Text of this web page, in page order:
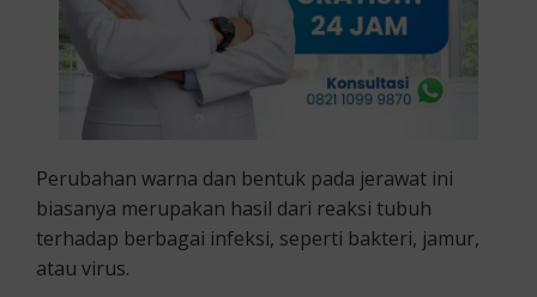
Perubahan warna dan bentuk pada jerawat ini
biasanya merupakan hasil dari reaksi tubuh
terhadap berbagai infeksi, seperti bakteri, jamur,
atau virus.